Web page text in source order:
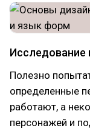
Исследование
Полезно
определенные
работают, а
персонажей и